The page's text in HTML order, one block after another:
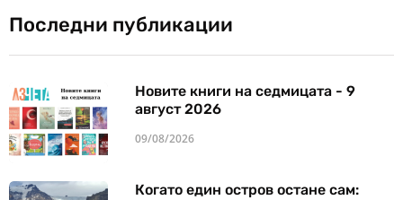
Последни публикации
Новите книги на седмицата - 9
август 2026
09/08/2026
Когато един остров остане сам: